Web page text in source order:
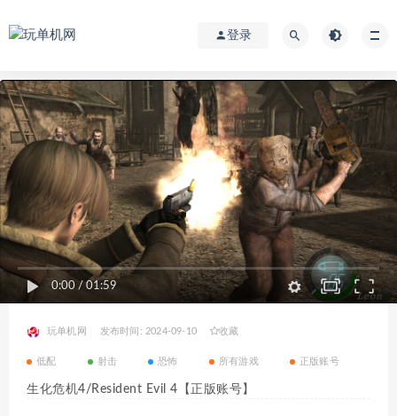
登录
0:00 / 01:59
玩单机网 发布时间: 2024-09-10 收藏
低配 射击 恐怖 所有游戏 正版账号
生化危机4/Resident Evil 4【正版账号】